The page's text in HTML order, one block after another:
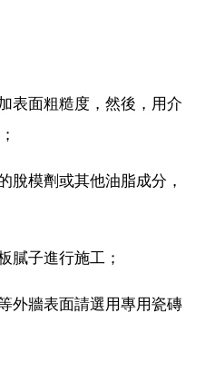
表面粗糙度，然後，用介
脫模劑或其他油脂成分，
膩子進行施工；
外牆表面請選用專用瓷磚